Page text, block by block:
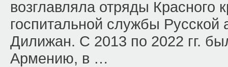
возглавляла отряды Красного
госпитальной службы
Дилижан. С 2013 по 2022 гг.
Армению, в …